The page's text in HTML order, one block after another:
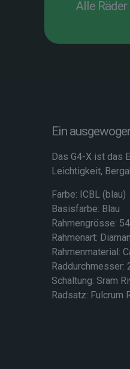
Alle
Ein
Das G4-X ist das
Leichtigkeit,
Farbe: ICBL (blau)
Basisfarbe: Blau
Rahmengrösse:
Rahmenart:
Rahmenmaterial:
Raddurchmesser:
Schaltung: Sram
Radsatz: Fulcrum